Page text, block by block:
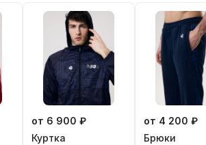
от 6 900 ₽
Куртка
от 4 200 ₽
Брюки